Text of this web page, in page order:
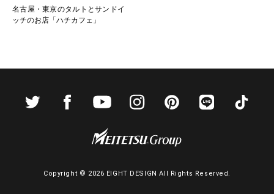
名古屋・東京のタルトとサンドイ
ッチのお店「ハチカフェ」
Copyright © 2026 EIGHT DESIGN All Rights Reserved.